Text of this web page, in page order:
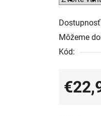
Dostupnosť
Môžeme
Kód: